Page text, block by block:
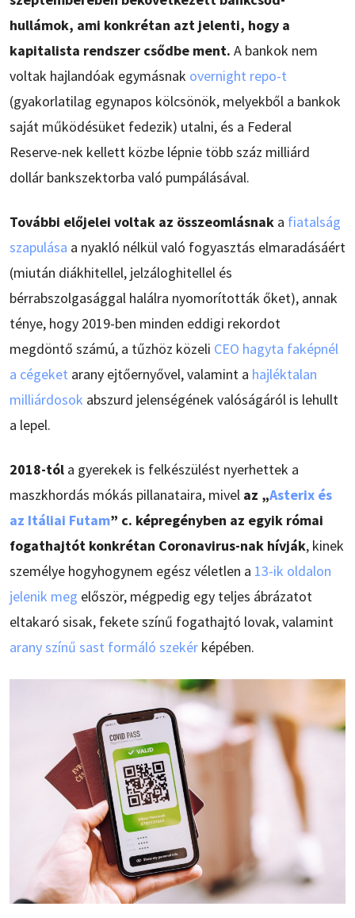
hullámok, ami konkrétan azt jelenti, hogy a
kapitalista rendszer csődbe ment. A bankok nem
voltak hajlandóak egymásnak overnight repo-t
(gyakorlatilag egynapos kölcsönök, melyekből a bankok
saját működésüket fedezik) utalni, és a Federal
Reserve-nek kellett közbe lépnie több száz milliárd
dollár bankszektorba való pumpálásával.
További előjelei voltak az összeomlásnak a fiatalság
szapulása a nyakló nélkül való fogyasztás elmaradásáért
(miután diákhitellel, jelzáloghitellel és
bérrabszolgasággal halálra nyomorították őket), annak
ténye, hogy 2019-ben minden eddigi rekordot
megdöntő számú, a tűzhöz közeli CEO hagyta faképnél
a cégeket arany ejtőernyővel, valamint a hajléktalan
milliárdosok abszurd jelenségének valóságáról is lehullt
a lepel.
2018-tól a gyerekek is felkészülést nyerhettek a
maszkhordás mókás pillanataira, mivel az „Asterix és
az Itáliai Futam” c. képregényben az egyik római
fogathajtót konkrétan Coronavirus-nak hívják, kinek
személye hogyhogynem egész véletlen a 13-ik oldalon
jelenik meg először, mégpedig egy teljes ábrázatot
eltakaró sisak, fekete színű fogathajtó lovak, valamint
arany színű sast formáló szekér képében.